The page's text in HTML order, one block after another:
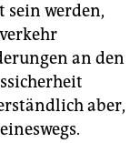
sein werden,
an den
aber,